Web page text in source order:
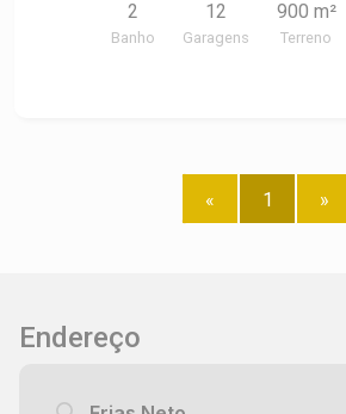
preparação para instalação de ar-
portão eletrônico. Serão 12 vagas
2
Banho
12
Garagens
900 m²
Terreno
« 1 »
Endereço